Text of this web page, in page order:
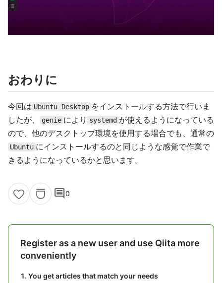
おわりに
今回は Ubuntu Desktop をインストールする方法で行いま
したが、
genie により systemd が使えるようになっている
ので、他のデスクトップ環境を使用する場合でも、通常の
Ubuntu にインストールするのと同じような感覚で作業で
きるようになっているかと思います。
comment0
Register as a new user and use Qiita more
conveniently
You get articles that match your needs